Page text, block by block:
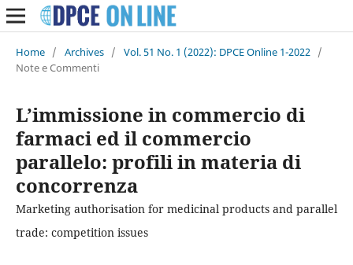
Home / Archives / Vol. 51 No. 1 (2022): DPCE Online 1-2022 /
Note e Commenti
L’immissione in commercio di
farmaci ed il commercio
parallelo: profili in materia di
concorrenza
Marketing authorisation for medicinal products and parallel
trade: competition issues